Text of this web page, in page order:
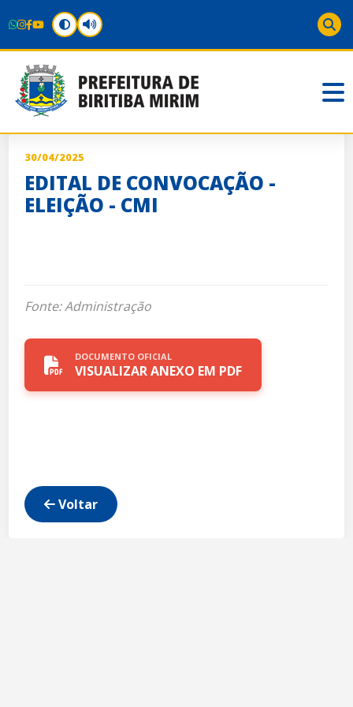
30/04/2025
EDITAL DE CONVOCAÇÃO -
ELEIÇÃO - CMI
Fonte: Administração
DOCUMENTO OFICIAL
VISUALIZAR ANEXO EM PDF
Voltar